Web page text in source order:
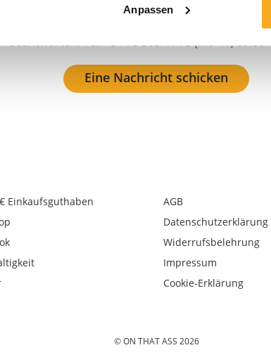
Anpassen
erreichen uns auch unter hello-
bemühen uns, Ihre Frage innerhalb von 3
beantworten. Tel: +31 73 303 41 75 (Mo–Fr,
Eine Nachricht schicken
Einkaufsguthaben
AGB
Datenschutzerklärung
Widerrufsbelehrung
Impressum
Cookie-Erklärung
© ON THAT ASS 2026